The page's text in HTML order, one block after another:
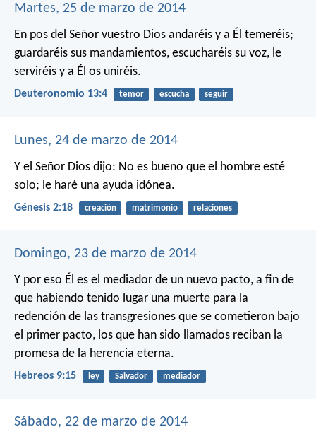
Martes, 25 de marzo de 2014
En pos del Señor vuestro Dios andaréis y a Él temeréis;
guardaréis sus mandamientos, escucharéis su voz, le
serviréis y a Él os uniréis.
Deuteronomio 13:4 temor escucha seguir
Lunes, 24 de marzo de 2014
Y el Señor Dios dijo: No es bueno que el hombre esté
solo; le haré una ayuda idónea.
Génesis 2:18 creación matrimonio relaciones
Domingo, 23 de marzo de 2014
Y por eso Él es el mediador de un nuevo pacto, a fin de
que habiendo tenido lugar una muerte para la
redención de las transgresiones que se cometieron bajo
el primer pacto, los que han sido llamados reciban la
promesa de la herencia eterna.
Hebreos 9:15 ley Salvador mediador
Sábado, 22 de marzo de 2014